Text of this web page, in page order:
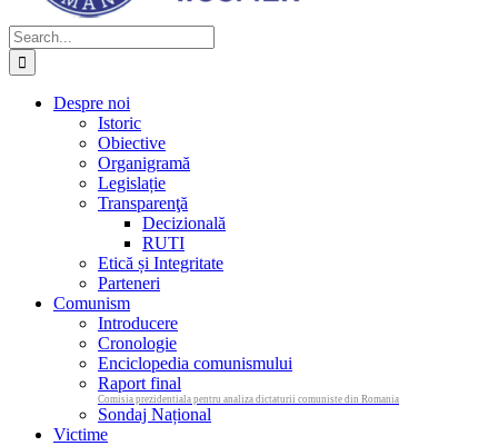
Search
for:
Despre noi
Istoric
Obiective
Organigramă
Legislație
Transparenţă
Decizională
RUTI
Etică și Integritate
Parteneri
Comunism
Introducere
Cronologie
Enciclopedia comunismului
Raport final
Comisia prezidentiala pentru analiza dictaturii comuniste din Romania
Sondaj Național
Victime